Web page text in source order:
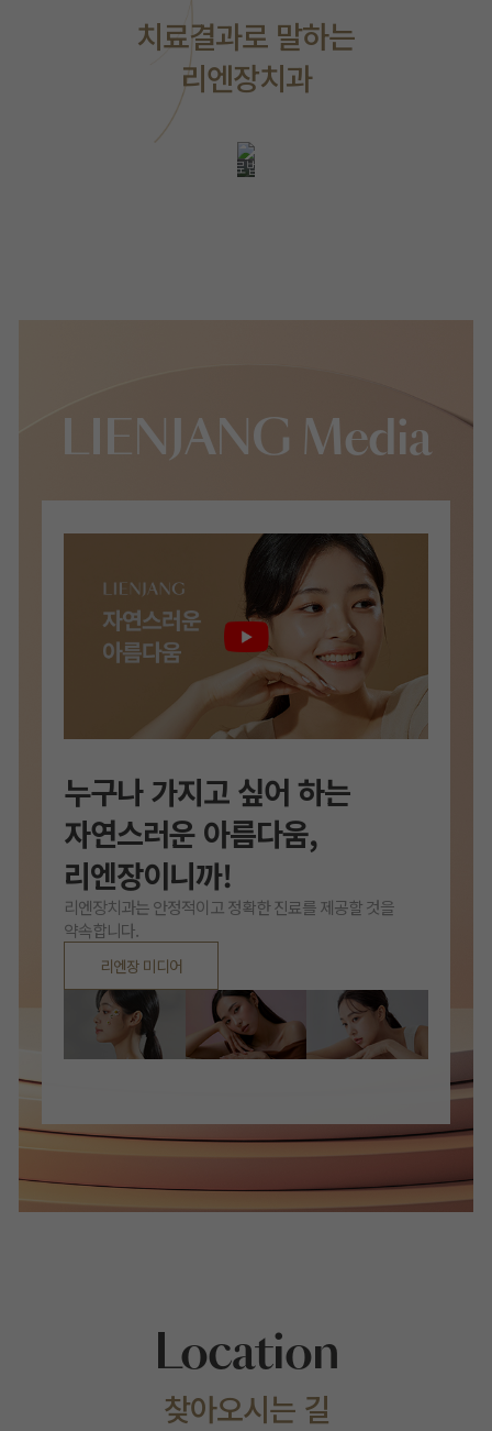
치료결과로 말하는
리엔장치과
로그인 후 확인
리엔장치과는
의료법을
LIENJANG Media
누구나 가지고 싶어 하는
자연스러운 아름다움,
리엔장이니까!
리엔장치과는 안정적이고 정확한 진료를 제공할 것을
약속합니다.
리엔장 미디어
Location
찾아오시는 길